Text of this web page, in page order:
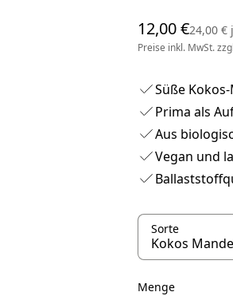
12,00 €24,00 €
Preise inkl. MwSt.
Süße
Prima als
Aus
Vegan und
Sorte
Menge